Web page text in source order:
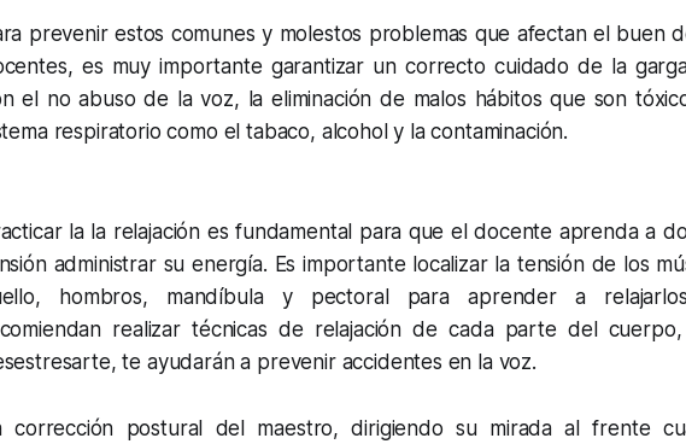
prevenir estos comunes y molestos problemas que afectan el buen
es muy importante garantizar un correcto cuidado de la
el no abuso de la voz, la eliminación de malos hábitos que son
respiratorio como el tabaco, alcohol y la contaminación.
la la relajación es fundamental para que el docente aprenda a
administrar su energía. Es importante localizar la tensión de los
hombros, mandíbula y pectoral para aprender a
realizar técnicas de relajación de cada parte del
te ayudarán a prevenir accidentes en la voz.
corrección postural del maestro, dirigiendo su mirada al frente